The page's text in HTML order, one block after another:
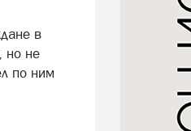
в
но не
по ним